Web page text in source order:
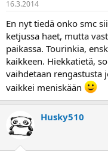
16.3.2014
En nyt tiedä onko smc
ketjussa haet, mutta
paikassa. Tourinkia,
kaikkeen. Hiekkatietä,
vaihdetaan rengastusta
vaikkei meniskään
Husky510